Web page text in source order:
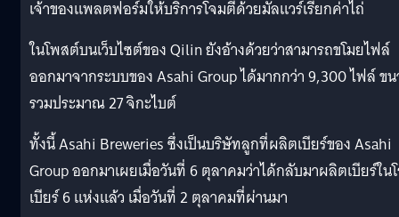
เจ้าของแพลตฟอร์มให้บริการโจมตีด้วยมัลแวร์เรียกค่าไถ่
ในโพสต์บนเว็บไซต์ของ Qilin ยังอ้างด้วยว่าสามารถขโมยไฟล์
ออกมาจากระบบของ Asahi Group ได้มากกว่า 9,300 ไฟล์ ข
รวมประมาณ 27 จิกะไบต์
ทั้งนี้ Asahi Breweries ซึ่งเป็นบริษัทลูกที่ผลิตเบียร์ของ Asahi
Group ออกมาเผยเมื่อวันที่ 6 ตุลาคมว่าได้กลับมาผลิตเบียร์ใน
เบียร์ 6 แห่งแล้ว เมื่อวันที่ 2 ตุลาคมที่ผ่านมา